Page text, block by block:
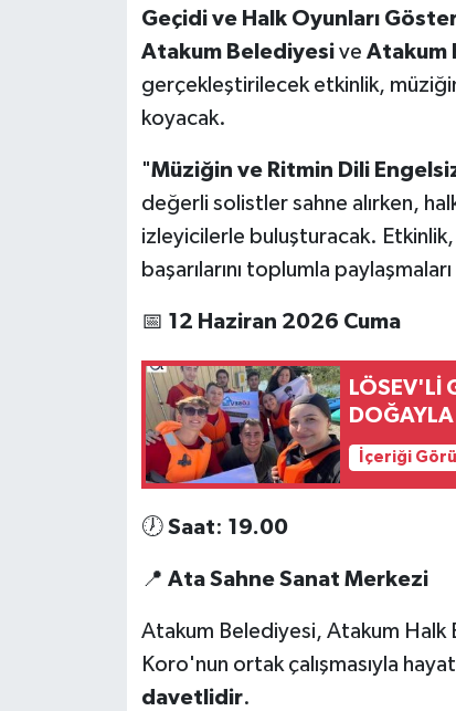
Geçidi ve Halk Oyunları
Atakum Belediyesive Atakum
gerçekleştirilecek etkinlik,
koyacak.
"Müziğin ve Ritmin Dili
değerli solistler sahne alırken,
izleyicilerle buluşturacak.
başarılarını toplumla
📅 12 Haziran 2026 Cuma
LÖSEV'Lİ
İçeriği
🕖 Saat: 19.00
📍 Ata Sahne Sanat Merkezi
Atakum Belediyesi, Atakum Halk
Koro'nun ortak çalışmasıyla
davetlidir.